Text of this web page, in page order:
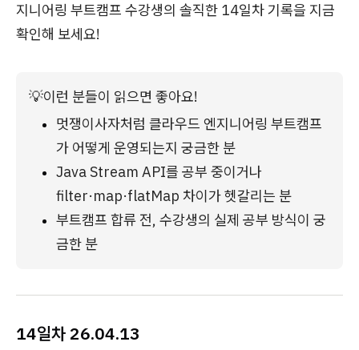
지니어링 부트캠프 수강생의 솔직한 14일차 기록을 지금
확인해 보세요!
💡이런 분들이 읽으면 좋아요!
멋쟁이사자처럼 클라우드 엔지니어링 부트캠프
가 어떻게 운영되는지 궁금한 분
Java Stream API를 공부 중이거나
filter·map·flatMap 차이가 헷갈리는 분
부트캠프 합류 전, 수강생의 실제 공부 방식이 궁
금한 분
14일차 26.04.13